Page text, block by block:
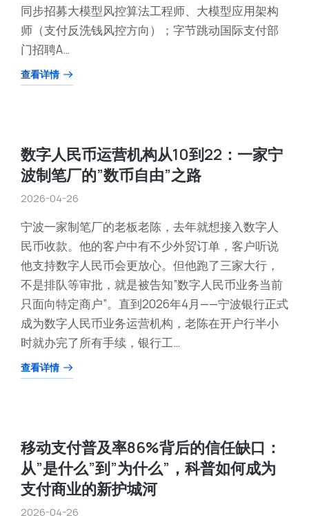
同步招募大模型风控算法工程师、大模型应用架构
师（支付反洗钱风控方向）；字节跳动国际支付部
门招聘A…
查看详情
数字人民币运营机构从10到22：一家宁
波制笔厂的”数币自由”之路
2026-04-26
宁波一家制笔厂的老板老陈，去年就想接入数字人
民币收款。他的客户中有不少外贸订单，客户听说
他支持数字人民币会更放心。但他跑了三家大行，
不是排队等审批，就是被告知”数字人民币业务当前
只面向特定商户”。直到2026年4月——宁波银行正式
成为数字人民币业务运营机构，老陈在开户行半小
时就办完了所有手续，银行工…
查看详情
移动支付普及率86%背后的信任缺口：
从”是什么”到”为什么”，科普如何成为
支付商业的新护城河
2026-04-26